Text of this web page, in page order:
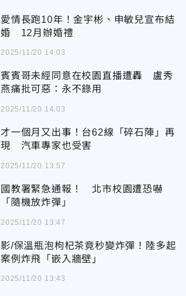
愛情長跑10年！金宇彬、申敏兒宣布結
婚 12月辦婚禮
2025/11/20 14:03
賓賓哥未經同意在校園直播遭轟 盧秀
燕痛批可惡：永不錄用
2025/11/20 14:03
才一個月又出事！台62線「碎石陣」再
現 汽車專家也受害
2025/11/20 13:57
國教署緊急通報！ 北市校園遭恐嚇
「隨機放炸彈」
2025/11/20 13:47
影/保溫瓶泡枸杞茶竟秒變炸彈！陸多起
案例炸飛「嵌入牆壁」
2025/11/20 13:43